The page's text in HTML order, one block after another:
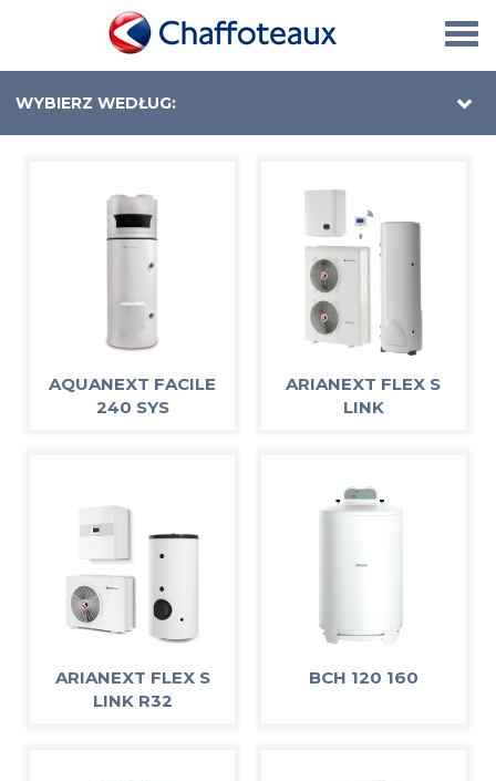
WYBIERZ WEDŁUG:
AQUANEXT FACILE
240 SYS
ARIANEXT FLEX S
LINK
ARIANEXT FLEX S
LINK R32
BCH 120 160